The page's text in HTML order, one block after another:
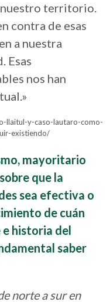
nuestro territorio.
contra de esas
a nuestra
Esas
nos han
llaitul-y-caso-lautaro-como-
existiendo/
mayoritario
que la
sea efectiva o
de cuán
historia del
saber
norte a sur en